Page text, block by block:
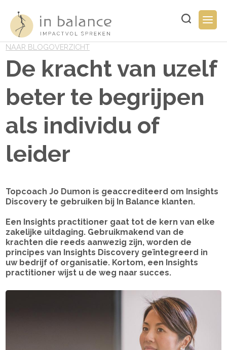
naar
inhoud
Typ
NAAR BLOGOVERZICHT
De kracht van uzelf
beter te begrijpen
als individu of
leider
Topcoach Jo Dumon is geaccrediteerd om Insights
Discovery te gebruiken bij In Balance klanten.
Een Insights practitioner gaat tot de kern van elke
zakelijke uitdaging. Gebruikmakend van de
krachten die reeds aanwezig zijn, worden de
principes van Insights Discovery geïntegreerd in
uw bedrijf of organisatie. Kortom, een Insights
practitioner wijst u de weg naar succes.